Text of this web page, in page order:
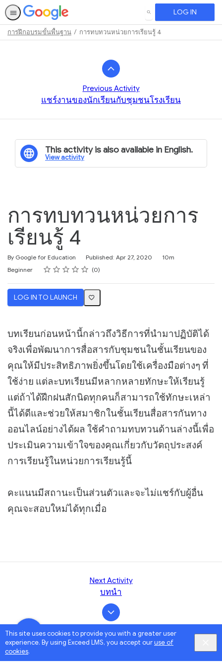
This site uses cookies to provide you with a greater user
experience. By using Exceed LMS, you accept ouruse of
cookies.
SEARCH LOG IN
การฝึกอบรมขั้นพื้นฐาน การทบทวนหน่วยการเรียนรู้ 4
Previous Activity
แชร์งานของนักเรียนกับชุมชนโรงเรียน
This activity is also available in English.
View activity
การทบทวนหน่วยการ
เรียนรู้ 4
By Google for Education Published: Apr 27, 2020
Duration
10m
Difficulty
Beginner Rating
1 star
2 stars
3 stars
4 stars
5 stars
Average rating: 0 0
No reviews
LOG IN TO LAUNCH
บทเรียนก่อนหน้านี้กล่าวถึงวิธีการที่นำมาปฏิบัติได้
จริงเพื่อพัฒนาการสื่อสารกับชุมชนในชั้นเรียนของ
คุณให้มีประสิทธิภาพยิ่งขึ้นโดยใช้เครื่องมือต่างๆ ที่
ใช้ง่าย แต่ละบทเรียนมีหลากหลายทักษะให้เรียนรู้
แต่ถ้าได้ฝึกฝนสักนิดทุกคนก็สามารถใช้ทักษะเหล่า
นี้ได้ดีและช่วยให้สมาชิกในชั้นเรียนสื่อสารกันทาง
ออนไลน์อย่างได้ผล ใช้คำถามทบทวนด้านล่างนี้เพื่อ
ประเมินความเข้าใจของคุณเกี่ยวกับวัตถุประสงค์
การเรียนรู้ในหน่วยการเรียนรู้นี้
คะแนนมีสถานะเป็นส่วนตัวและจะไม่แชร์กับผู้อื่น
คุณจะสอบใหม่ได้ทุกเมื่อ
Next Activity
บทนำ